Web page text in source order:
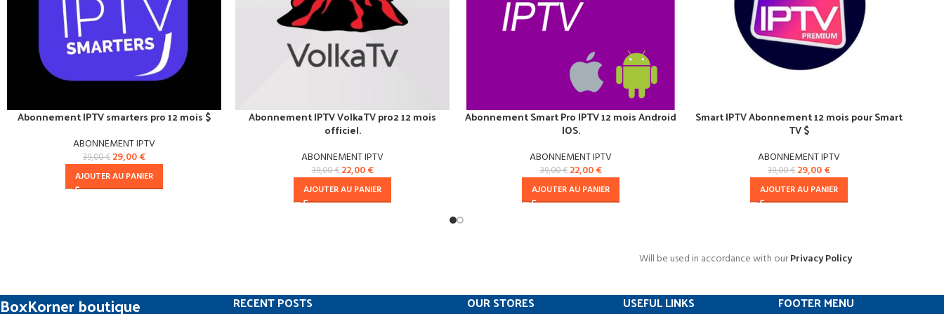
Abonnement IPTV smarters pro 12 mois $
ABONNEMENT IPTV
39,00€ 29,00€
AJOUTER AU PANIER
Abonnement IPTV VolkaTV pro2 12 mois
officiel.
ABONNEMENT IPTV
39,00€ 22,00€
AJOUTER AU PANIER
Abonnement Smart Pro IPTV 12 mois Android
IOS.
ABONNEMENT IPTV
39,00€ 22,00€
AJOUTER AU PANIER
Smart IPTV Abonnement 12 mois pour Smart
TV $
ABONNEMENT IPTV
39,00€ 29,00€
AJOUTER AU PANIER
Will be used in accordance with ourPrivacy Policy
BoxKorner boutique RECENT POSTS OUR STORES USEFUL LINKS FOOTER MENU